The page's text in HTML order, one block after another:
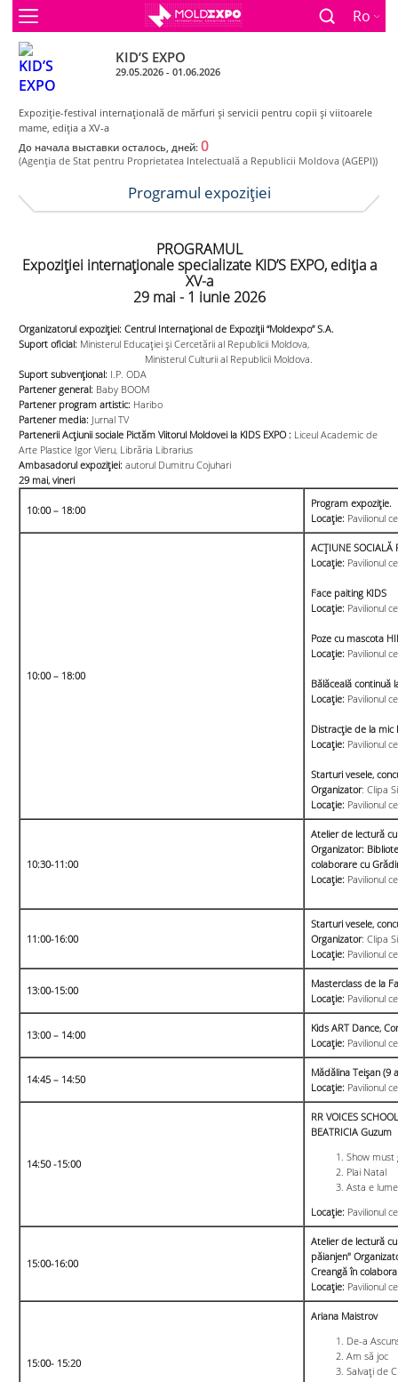
Ro
KID’S EXPO
29.05.2026 - 01.06.2026
Expoziţie-festival internaţională de mărfuri şi servicii pentru copii şi viitoarele
mame, ediţia a XV-a
До начала выставки осталось, дней: 0
(Agenţia de Stat pentru Proprietatea Intelectuală a Republicii Moldova (AGEPI))
Programul expoziției
PROGRAMUL
Expoziţiei internaționale specializate KID’S EXPO, ediţia a
XV-a
29 mai - 1 iunie2026
Organizatorul expoziţiei: Centrul Internaţional de Expoziţii “Moldexpo” S.A.
Suport oficial: Ministerul Educaţiei și Cercetării al Republicii Moldova,
Ministerul Culturii al Republicii Moldova.
Suport subvențional: I.P. ODA
Partener general: Baby BOOM
Partener program artistic: Haribo
Partener media: Jurnal TV
Partenerii Acțiunii sociale Pictăm Viitorul Moldovei la KIDS EXPO : Liceul Academic de
Arte Plastice Igor Vieru, Librăria Librarius
Ambasadorul expoziției: autorul Dumitru Cojuhari
29 mai, vineri
10:00 – 18:00
Program expoziţie.
Locație: Pavilionul
10:00 – 18:00
ACȚIUNE SOCIALĂ
Locație: Pavilionul
Face paiting KIDS
Locație: Pavilionul
Poze cu mascota
Locație: Pavilionul
Bălăceală continuă
Locație: Pavilionul
Distracție de la
Locație: Pavilionul
Starturi vesele,
Organizator: Clipa
Locație: Pavilionul
10:30-11:00
Atelier de lectură
Organizator:
colaborare cu
Locație: Pavilionul
11:00-16:00
Starturi vesele,
Organizator: Clipa
Locație: Pavilionul
13:00-15:00
Masterclass de la
Locație: Pavilionul
13:00 – 14:00
Kids ART Dance,
Locație: Pavilionul
14:45 – 14:50
Mădălina Teișan (9
Locație: Pavilionul
14:50 -15:00
RR VOICES
BEATRICIA Guzum
Show must
Plai Natal
Asta e
Locație: Pavilionul
15:00-16:00
Atelier de lectură
păianjen"
Creangă în
Locație: Pavilionul
15:00- 15:20
Ariana Maistrov
De-a
Am să joc
Salvați de